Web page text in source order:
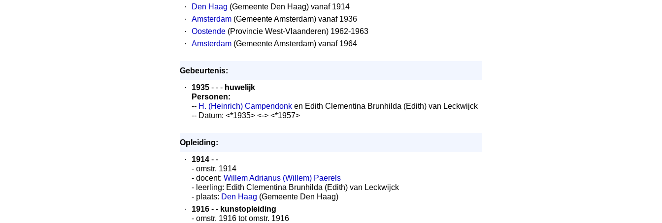
·
Den Haag (Gemeente Den Haag) vanaf 1914
·
Amsterdam (Gemeente Amsterdam) vanaf 1936
·
Oostende (Provincie West-Vlaanderen) 1962-1963
·
Amsterdam (Gemeente Amsterdam) vanaf 1964
Gebeurtenis:
·
1935 - - - huwelijk
Personen:
-- H. (Heinrich) Campendonk en Edith Clementina Brunhilda (Edith) van Leckwijck
-- Datum: <*1935> <-> <*1957>
Opleiding:
·
1914 - -
- omstr. 1914
- docent: Willem Adrianus (Willem) Paerels
- leerling: Edith Clementina Brunhilda (Edith) van Leckwijck
- plaats: Den Haag (Gemeente Den Haag)
·
1916 - - kunstopleiding
- omstr. 1916 tot omstr. 1916